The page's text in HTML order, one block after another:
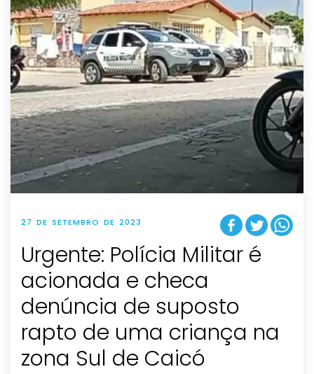
27 DE SETEMBRO DE 2023
Urgente: Polícia Militar é
acionada e checa
denúncia de suposto
rapto de uma criança na
zona Sul de Caicó